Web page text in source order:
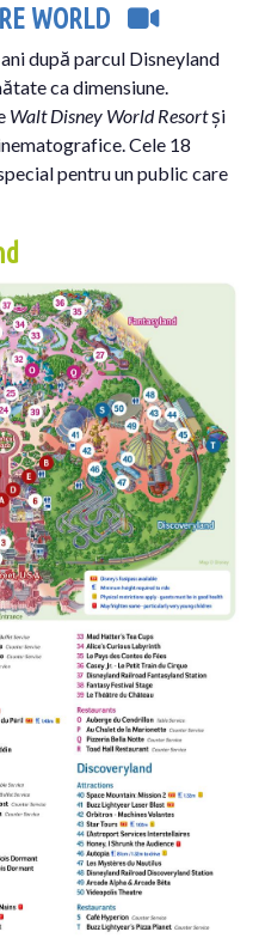
WORLD
după parcul Disneyland
ca dimensiune.
Walt Disney World Resortși
Cele 18
pentru un public care